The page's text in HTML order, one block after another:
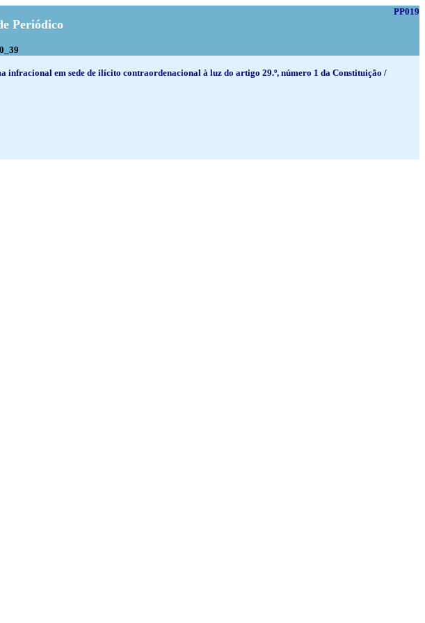
PP019
Periódico
em sede de ilícito contraordenacional à luz do artigo 29.º, número 1 da Constituição /